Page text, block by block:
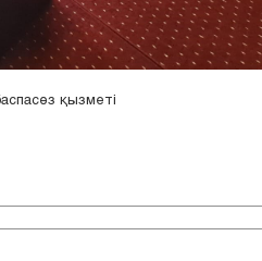
қызметі